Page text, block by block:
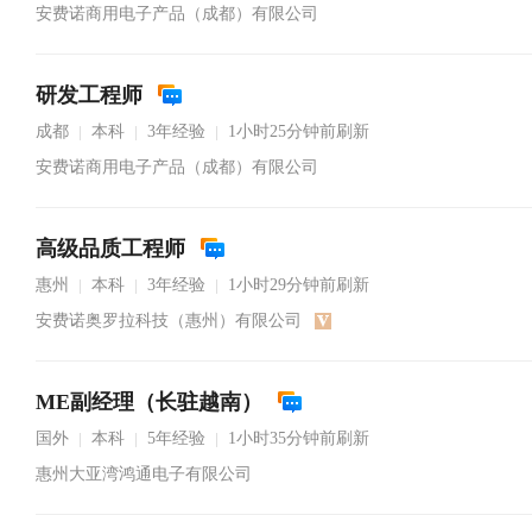
安费诺商用电子产品（成都）有限公司
研发工程师
成都 本科 3年经验
1小时25分钟前刷新
安费诺商用电子产品（成都）有限公司
高级品质工程师
惠州 本科 3年经验
1小时29分钟前刷新
安费诺奥罗拉科技（惠州）有限公司
ME副经理（长驻越南）
国外 本科 5年经验
1小时35分钟前刷新
惠州大亚湾鸿通电子有限公司